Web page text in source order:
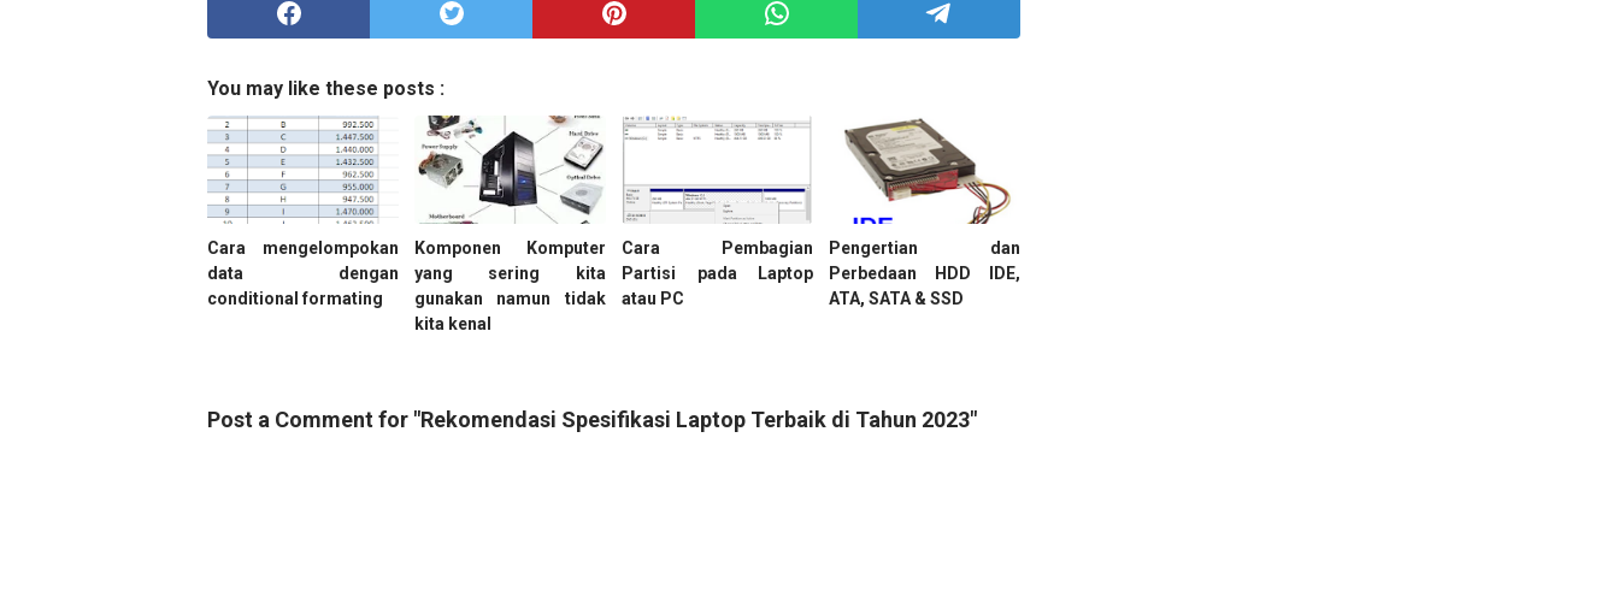
You may like these posts :
Cara mengelompokan
data dengan
conditional formating
Komponen Komputer
yang sering kita
gunakan namun tidak
kita kenal
Cara Pembagian
Partisi pada Laptop
atau PC
Pengertian dan
Perbedaan HDD IDE,
ATA, SATA & SSD
Post a Comment for "Rekomendasi Spesifikasi Laptop Terbaik di Tahun 2023"